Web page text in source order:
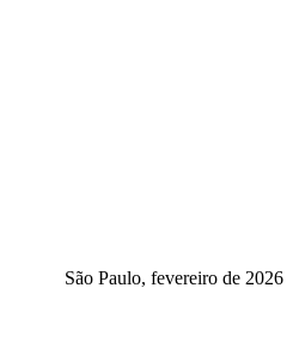
São Paulo, fevereiro de 2026